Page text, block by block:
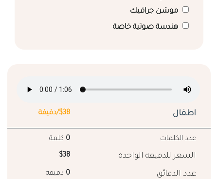
موشن جرافيك
هندسة صوتية خاصة
اطفال $38/دقيقة
عدد الكلمات 0 كلمة
السعر للدقيقة الواحدة $38
عدد الدقائق 0 دقيقة